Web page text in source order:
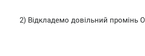
2) Відкладемо довільний промінь